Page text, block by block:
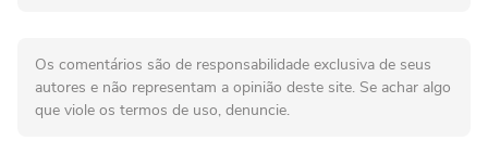
Os comentários são de responsabilidade exclusiva de seus
autores e não representam a opinião deste site. Se achar algo
que viole os termos de uso, denuncie.